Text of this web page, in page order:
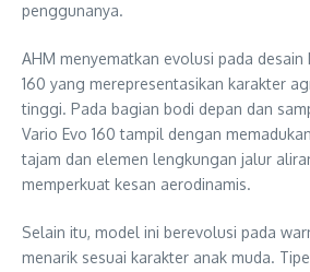
penggunanya.
AHM menyematkan evolusi pada desain
160 yang merepresentasikan karakter
tinggi. Pada bagian bodi depan dan
Vario Evo 160 tampil dengan
tajam dan elemen lengkungan jalur
memperkuat kesan aerodinamis.
Selain itu, model ini berevolusi pada
menarik sesuai karakter anak muda.